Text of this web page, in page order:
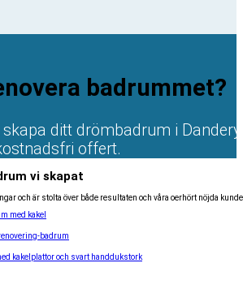
badrummet?
ditt drömbadrum i
offert.
vi skapat
och är stolta över både resultaten och våra oerhört nöjda